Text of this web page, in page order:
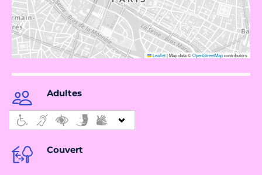
Leaflet|Map data ©OpenStreetMapcontributors
Adultes
Couvert